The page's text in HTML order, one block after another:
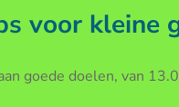
voor kleine
goede doelen, van